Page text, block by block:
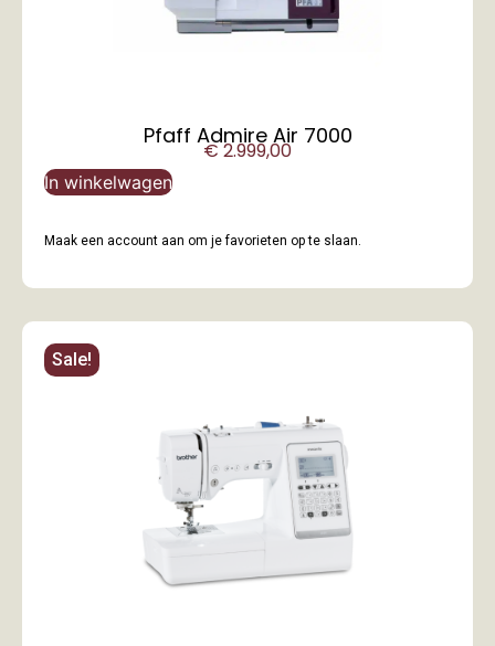
Pfaff Admire Air 7000
€2.999,00
In winkelwagen
Maak een account aan om je favorieten op te slaan.
Sale!